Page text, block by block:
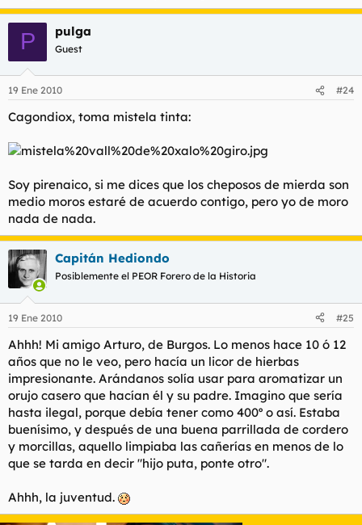
P pulga
Guest
19 Ene 2010 #24
Cagondiox, toma mistela tinta:
Soy pirenaico, si me dices que los cheposos de mierda son
medio moros estaré de acuerdo contigo, pero yo de moro
nada de nada.
Capitán Hediondo
Posiblemente el PEOR Forero de la Historia
19 Ene 2010 #25
Ahhh! Mi amigo Arturo, de Burgos. Lo menos hace 10 ó 12
años que no le veo, pero hacía un licor de hierbas
impresionante. Arándanos solía usar para aromatizar un
orujo casero que hacían él y su padre. Imagino que sería
hasta ilegal, porque debía tener como 400º o así. Estaba
buenísimo, y después de una buena parrillada de cordero
y morcillas, aquello limpiaba las cañerías en menos de lo
que se tarda en decir "hijo puta, ponte otro".
Ahhh, la juventud.